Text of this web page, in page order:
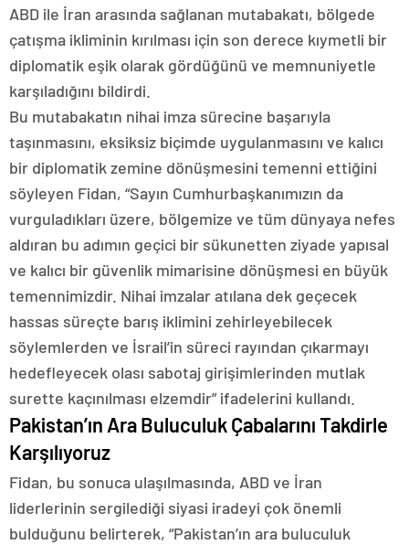
ABD ile İran arasında sağlanan mutabakatı, bölgede
çatışma ikliminin kırılması için son derece kıymetli bir
diplomatik eşik olarak gördüğünü ve memnuniyetle
karşıladığını bildirdi.
Bu mutabakatın nihai imza sürecine başarıyla
taşınmasını, eksiksiz biçimde uygulanmasını ve kalıcı
bir diplomatik zemine dönüşmesini temenni ettiğini
söyleyen Fidan, “Sayın Cumhurbaşkanımızın da
vurguladıkları üzere, bölgemize ve tüm dünyaya nefes
aldıran bu adımın geçici bir sükunetten ziyade yapısal
ve kalıcı bir güvenlik mimarisine dönüşmesi en büyük
temennimizdir. Nihai imzalar atılana dek geçecek
hassas süreçte barış iklimini zehirleyebilecek
söylemlerden ve İsrail’in süreci rayından çıkarmayı
hedefleyecek olası sabotaj girişimlerinden mutlak
surette kaçınılması elzemdir” ifadelerini kullandı.
Pakistan’ın Ara Buluculuk Çabalarını Takdirle
Karşılıyoruz
Fidan, bu sonuca ulaşılmasında, ABD ve İran
liderlerinin sergilediği siyasi iradeyi çok önemli
bulduğunu belirterek, “Pakistan’ın ara buluculuk